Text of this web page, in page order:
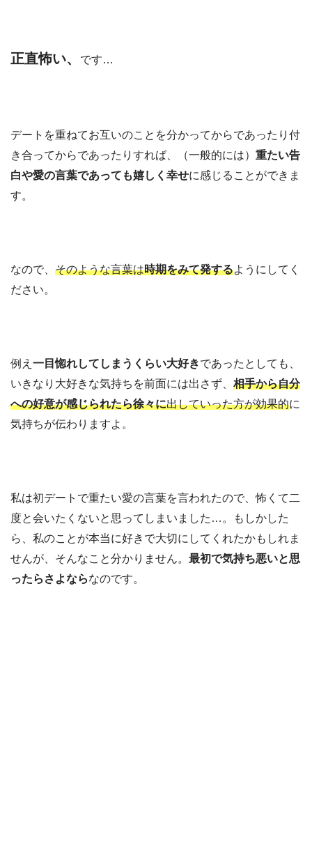
正直怖い、 です…
デートを重ねてお互いのことを分かってからであったり付
き合ってからであったりすれば、（一般的には） 重たい告
白や愛の言葉であっても嬉しく幸せに感じることができま
す。
なので、 そのような言葉は時期をみて発するようにしてく
ださい。
例え 一目惚れしてしまうくらい大好きであったとしても、
いきなり大好きな気持ちを前面には出さず、 相手から自分
への好意が感じられたら徐々に出していった方が効果的に
気持ちが伝わりますよ。
私は初デートで重たい愛の言葉を言われたので、怖くて二
度と会いたくないと思ってしまいました…。もしかした
ら、私のことが本当に好きで大切にしてくれたかもしれま
せんが、そんなこと分かりません。 最初で気持ち悪いと思
ったらさよならなのです。